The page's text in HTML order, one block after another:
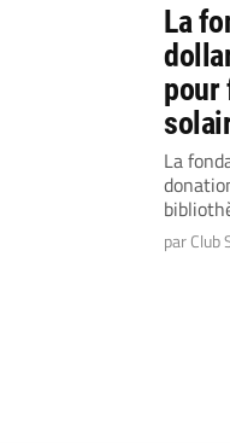
La
pour
La
par Club